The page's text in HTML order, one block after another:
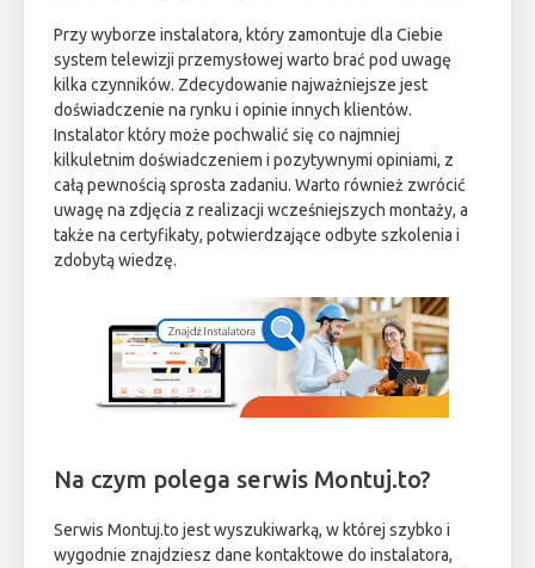
Przy wyborze instalatora, który zamontuje dla Ciebie
system telewizji przemysłowej warto brać pod uwagę
kilka czynników. Zdecydowanie najważniejsze jest
doświadczenie na rynku i opinie innych klientów.
Instalator który może pochwalić się co najmniej
kilkuletnim doświadczeniem i pozytywnymi opiniami, z
całą pewnością sprosta zadaniu. Warto również zwrócić
uwagę na zdjęcia z realizacji wcześniejszych montaży, a
także na certyfikaty, potwierdzające odbyte szkolenia i
zdobytą wiedzę.
Na czym polega serwis Montuj.to?
Serwis Montuj.to jest wyszukiwarką, w której szybko i
wygodnie znajdziesz dane kontaktowe do instalatora,